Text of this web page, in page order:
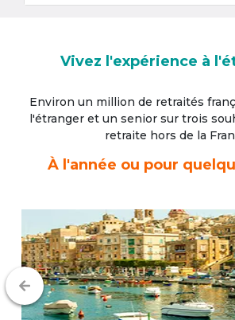
Vivez l'expérience à
Environ un million de retraités
l'étrangeret un senior sur trois
retraite hors de la
À l'année ou pour